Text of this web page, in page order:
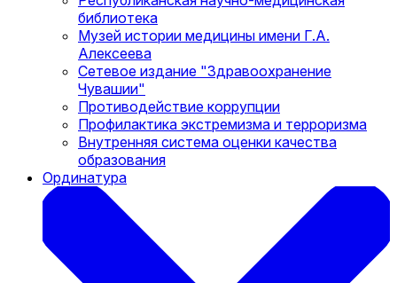
библиотека
Музей истории медицины имени Г.А.
Алексеева
Сетевое издание "Здравоохранение
Чувашии"
Противодействие коррупции
Профилактика экстремизма и терроризма
Внутренняя система оценки качества
образования
Ординатура